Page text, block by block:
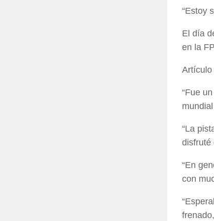
“Estoy
El día
en la
Artículo
“Fue
“La
disfruté
“En
con